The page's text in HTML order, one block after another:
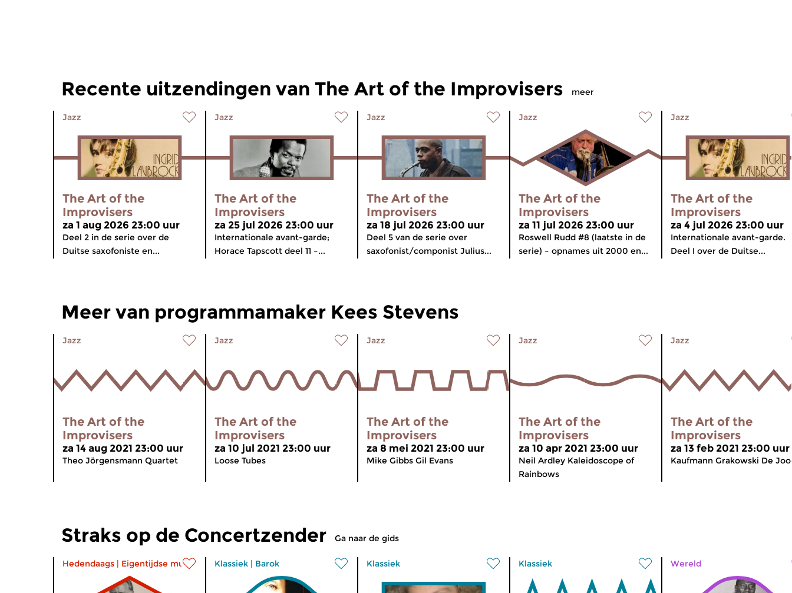
Recente uitzendingen van The Art of the Improvisers meer
Jazz
The Art of the
Improvisers
za 1 aug 2026 23:00 uur
Deel 2 in de serie over de
Duitse saxofoniste en...
Jazz
The Art of the
Improvisers
za 25 jul 2026 23:00 uur
Internationale avant-garde;
Horace Tapscott deel 11 –...
Jazz
The Art of the
Improvisers
za 18 jul 2026 23:00 uur
Deel 5 van de serie over
saxofonist/componist Julius...
Jazz
The Art of the
Improvisers
za 11 jul 2026 23:00 uur
Roswell Rudd #8 (laatste in de
serie) – opnames uit 2000 en...
Jazz
The Art of the
Improvisers
za 4 jul 2026 23:00 uur
Internationale avant-garde.
Deel I over de Duitse...
Meer van programmamaker Kees Stevens
Jazz
The Art of the
Improvisers
za 14 aug 2021 23:00 uur
Theo Jörgensmann Quartet
Jazz
The Art of the
Improvisers
za 10 jul 2021 23:00 uur
Loose Tubes
Jazz
The Art of the
Improvisers
za 8 mei 2021 23:00 uur
Mike Gibbs Gil Evans
Jazz
The Art of the
Improvisers
za 10 apr 2021 23:00 uur
Neil Ardley Kaleidoscope of
Rainbows
Jazz
The Art of the
Improvisers
za 13 feb 2021 23:00 uur
Kaufmann Grakowski De
Straks op de Concertzender Ga naar de gids
Hedendaags | Eigentijdse muziek Klassiek | Barok Klassiek Klassiek Wereld